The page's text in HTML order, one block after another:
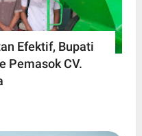
Efektif, Bupati
Pemasok CV.